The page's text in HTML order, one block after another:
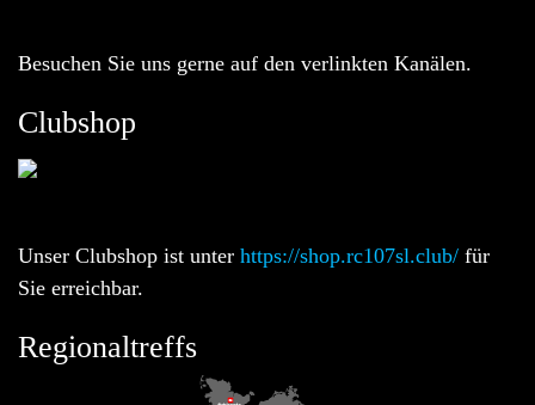
Besuchen Sie uns gerne auf den verlinkten Kanälen.
Clubshop
Unser Clubshop ist unter https://shop.rc107sl.club/ für
Sie erreichbar.
Regionaltreffs